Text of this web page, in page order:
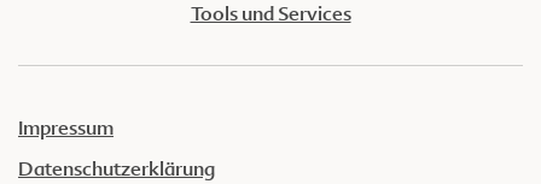
Tools und Services
Impressum
Datenschutzerklärung